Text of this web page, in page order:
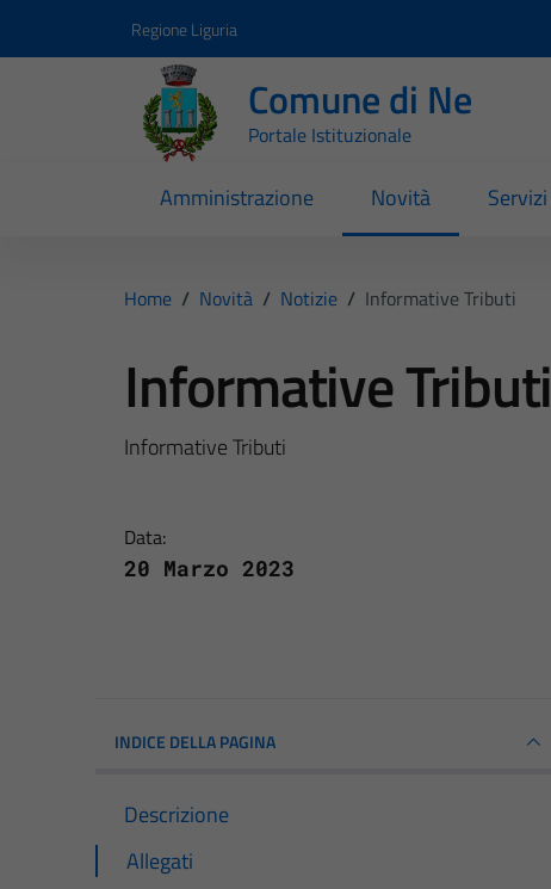
Regione Liguria
Comune di Ne
Portale Istituzionale
Amministrazione Novità Servizi
Home / Novità / Notizie / Informative Tributi
Informative Tributi
Informative Tributi
Data:
20 Marzo 2023
INDICE DELLA PAGINA
Descrizione
Allegati